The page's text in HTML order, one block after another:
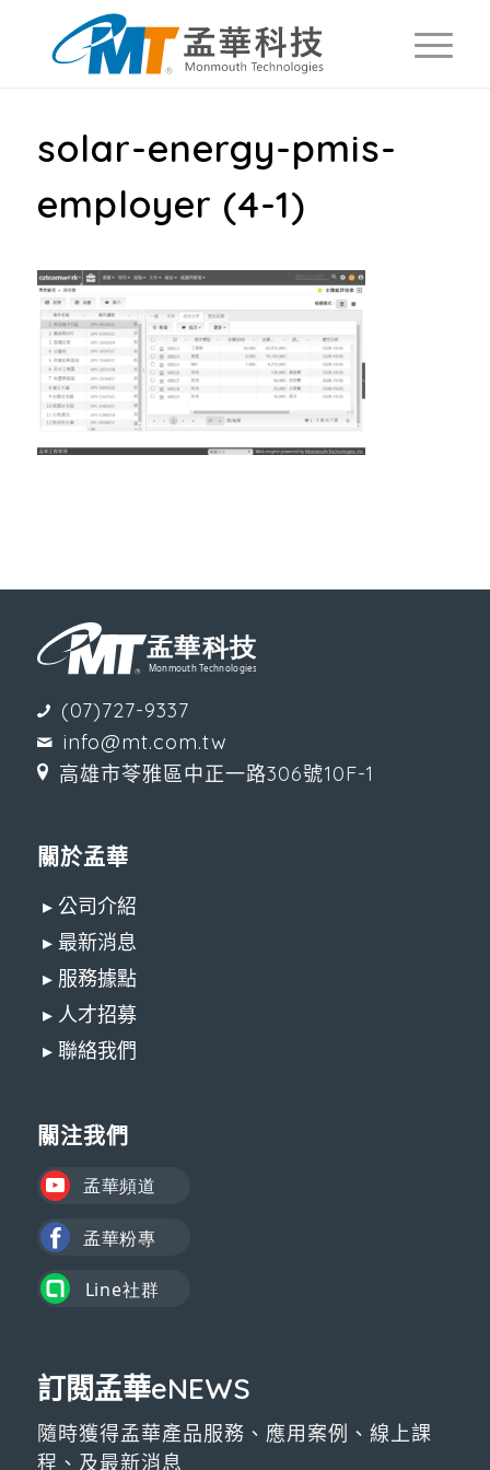
solar-energy-pmis-
employer (4-1)
(07)727-9337
info@mt.com.tw
高雄市苓雅區中正一路306號10F-1
關於孟華
▸ 公司介紹
▸ 最新消息
▸ 服務據點
▸ 人才招募
▸ 聯絡我們
關注我們
訂閱孟華eNEWS
隨時獲得孟華產品服務、應用案例、線上課
程、及最新消息